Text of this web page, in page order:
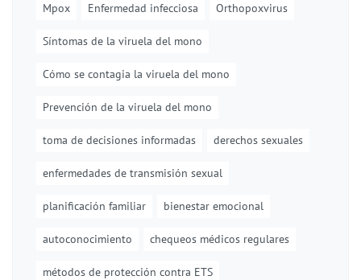
Mpox Enfermedad infecciosa Orthopoxvirus
Síntomas de la viruela del mono
Cómo se contagia la viruela del mono
Prevención de la viruela del mono
toma de decisiones informadas derechos sexuales
enfermedades de transmisión sexual
planificación familiar bienestar emocional
autoconocimiento chequeos médicos regulares
métodos de protección contra ETS